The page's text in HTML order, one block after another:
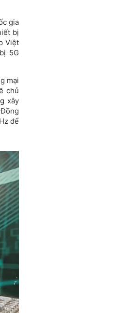
gia
bị
Việt
5G
mại
chủ
xây
để